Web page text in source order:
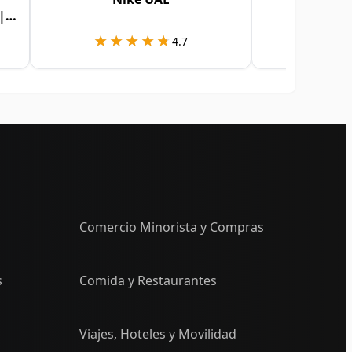
★★★★★
★★★★★ 4.7
Comercio Minorista y Compras
Comida y Restaurantes
Viajes, Hoteles y Movilidad